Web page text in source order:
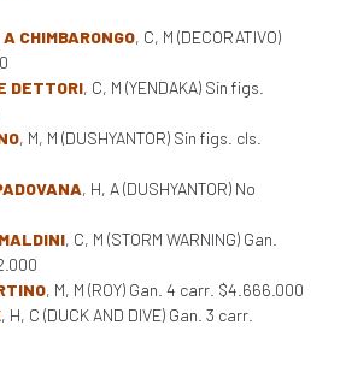
CHIMBARONGO, C, M (DECORATIVO)
DETTORI, C, M (YENDAKA) Sin figs.
, M, M (DUSHYANTOR) Sin figs. cls.
, H, A (DUSHYANTOR) No
, C, M (STORM WARNING) Gan.
, M, M (ROY) Gan. 4 carr. $4.666.000
, H, C (DUCK AND DIVE) Gan. 3 carr.